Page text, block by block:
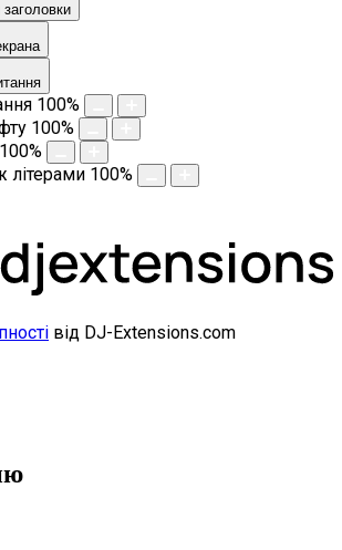
заголовки
100%
100%
100%
літерами 100%
від DJ-Extensions.com